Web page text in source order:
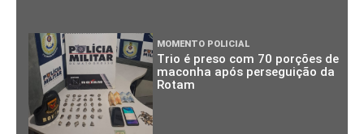
MOMENTO POLICIAL
Trio é preso com 70 porções de
maconha após perseguição da
Rotam